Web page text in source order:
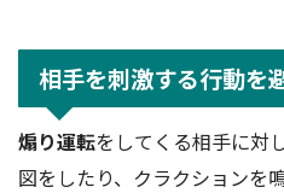
相手を刺激する行動を
煽り運転をしてくる相手に対
図をしたり、クラクションを